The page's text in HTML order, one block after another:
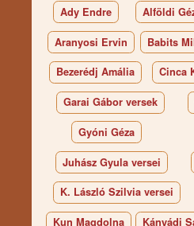
Ady Endre Alföldi
Aranyosi Ervin Babits
Bezerédj Amália Cinca
Garai Gábor versek
Gyóni Géza
Juhász Gyula versei
K. László Szilvia versei
Kun Magdolna Kányádi